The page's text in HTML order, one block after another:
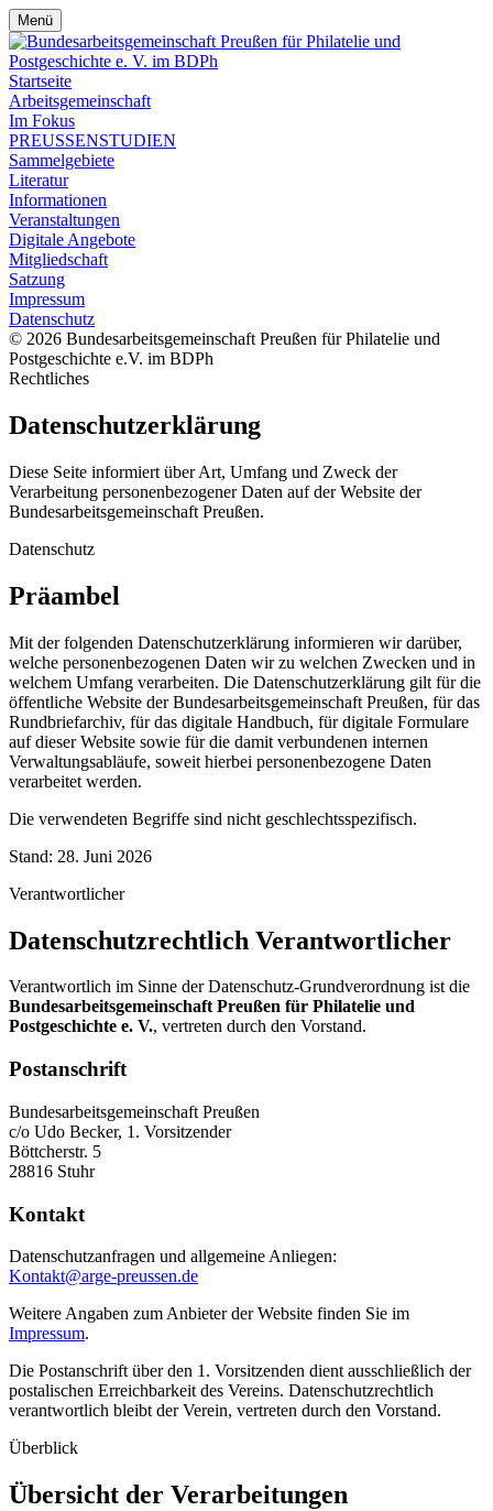
Menü
Startseite
Arbeitsgemeinschaft
Im Fokus
PREUSSENSTUDIEN
Sammelgebiete
Literatur
Informationen
Veranstaltungen
Digitale Angebote
Mitgliedschaft
Satzung
Impressum
Datenschutz
© 2026 Bundesarbeitsgemeinschaft Preußen für Philatelie und
Postgeschichte e.V. im BDPh
Rechtliches
Datenschutzerklärung
Diese Seite informiert über Art, Umfang und Zweck der
Verarbeitung personenbezogener Daten auf der Website der
Bundesarbeitsgemeinschaft Preußen.
Datenschutz
Präambel
Mit der folgenden Datenschutzerklärung informieren wir darüber,
welche personenbezogenen Daten wir zu welchen Zwecken und in
welchem Umfang verarbeiten. Die Datenschutzerklärung gilt für die
öffentliche Website der Bundesarbeitsgemeinschaft Preußen, für das
Rundbriefarchiv, für das digitale Handbuch, für digitale Formulare
auf dieser Website sowie für die damit verbundenen internen
Verwaltungsabläufe, soweit hierbei personenbezogene Daten
verarbeitet werden.
Die verwendeten Begriffe sind nicht geschlechtsspezifisch.
Stand: 28. Juni 2026
Verantwortlicher
Datenschutzrechtlich Verantwortlicher
Verantwortlich im Sinne der Datenschutz-Grundverordnung ist die
Bundesarbeitsgemeinschaft Preußen für Philatelie und
Postgeschichte e. V., vertreten durch den Vorstand.
Postanschrift
Bundesarbeitsgemeinschaft Preußen
c/o Udo Becker, 1. Vorsitzender
Böttcherstr. 5
28816 Stuhr
Kontakt
Datenschutzanfragen und allgemeine Anliegen:
Kontakt@arge-preussen.de
Weitere Angaben zum Anbieter der Website finden Sie im
Impressum.
Die Postanschrift über den 1. Vorsitzenden dient ausschließlich der
postalischen Erreichbarkeit des Vereins. Datenschutzrechtlich
verantwortlich bleibt der Verein, vertreten durch den Vorstand.
Überblick
Übersicht der Verarbeitungen